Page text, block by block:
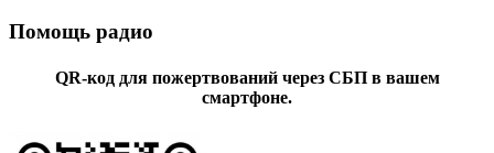
Помощь радио
QR-код для пожертвований через СБП в вашем
смартфоне.